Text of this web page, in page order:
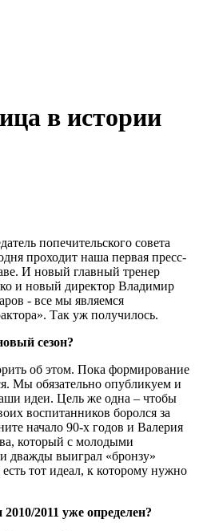
в истории
попечительского совета
проходит наша первая пресс-
И новый главный тренер
и новый директор Владимир
- все мы являемся
Так уж получилось.
сезон?
об этом. Пока формирование
Мы обязательно опубликуем и
идеи. Цель же одна – чтобы
воспитанников боролся за
начало 90-х годов и Валерия
который с молодыми
дважды выиграл «бронзу»
тот идеал, к которому нужно
2011 уже определен?